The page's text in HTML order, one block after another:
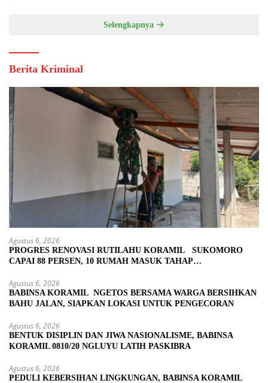
Selengkapnya
Berita Kriminal
Agustus 6, 2026
PROGRES RENOVASI RUTILAHU KORAMIL SUKOMORO
CAPAI 88 PERSEN, 10 RUMAH MASUK TAHAP
Agustus 6, 2026
BABINSA KORAMIL NGETOS BERSAMA WARGA BERSIHKAN
BAHU JALAN, SIAPKAN LOKASI UNTUK PENGECORAN
Agustus 6, 2026
BENTUK DISIPLIN DAN JIWA NASIONALISME, BABINSA
KORAMIL 0810/20 NGLUYU LATIH PASKIBRA
Agustus 6, 2026
PEDULI KEBERSIHAN LINGKUNGAN, BABINSA KORAMIL